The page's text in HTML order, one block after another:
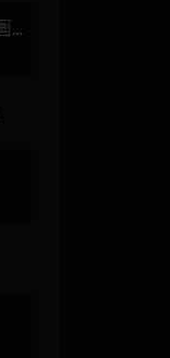
Dreams Never Sleep - 映画『仮面ライダーゼッツ さよならのミッション』主題歌